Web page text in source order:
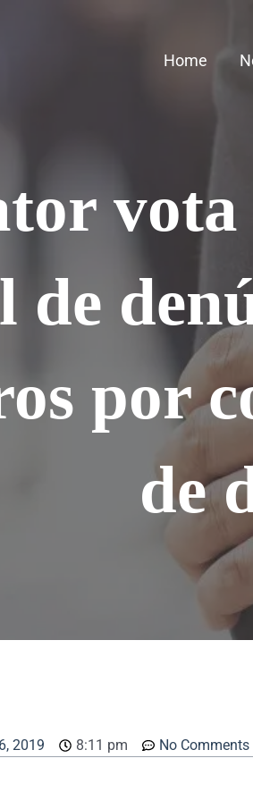
Home
de
por
de
2019 8:11 pm No Comments